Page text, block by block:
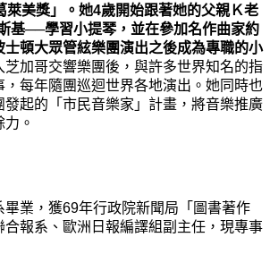
萊美獎 」。 她4歲開始跟著她的父親Ｋ老
基──學習小提琴，並在參加名作曲家約
士頓大眾管絃樂團演出之後成為專職的小
芝加哥交響樂團後，與許多世界知名的指
，每年隨團巡迴世界各地演出。 她同時也
發起的「市民音樂家」計畫，將音樂推廣
。
業，獲69年行政院新聞局「圖書著作
合報系、歐洲日報編譯組副主任，現專事